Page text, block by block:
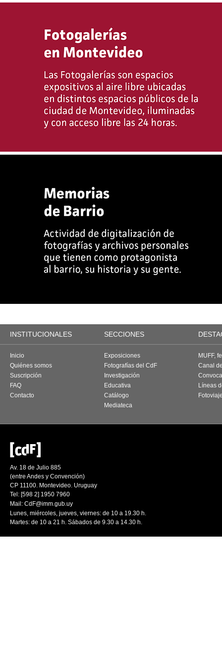
INSTITUCIONALES SECCIONES
Inicio
Quiénes somos
Suscripción
FAQ
Contacto
Exposiciones
Fotografías del CdF
Investigación
Educativa
Catálogo
Mediateca
MUFF,
Canal
Líneas
Av. 18 de Julio 885
(entre Andes y Convención)
CP 11100. Montevideo. Uruguay
Tel: [598 2] 1950 7960
Mail: CdF@imm.gub.uy
Lunes, miércoles, jueves, viernes: de 10 a 19.30 h.
Martes: de 10 a 21 h. Sábados de 9.30 a 14.30 h.